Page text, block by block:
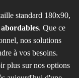
standard 180x90,
. Que ce
nos solutions
à vos besoins.
plus sur nos options